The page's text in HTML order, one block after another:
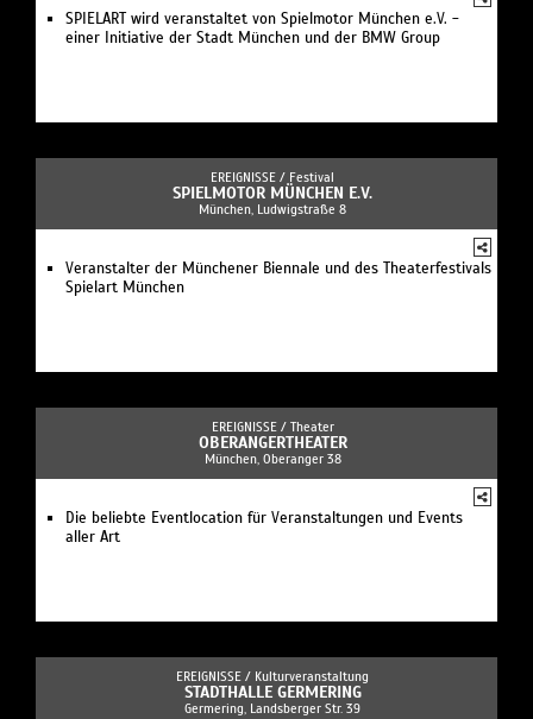
SPIELART wird veranstaltet von Spielmotor München e.V. -
einer Initiative der Stadt München und der BMW Group
EREIGNISSE / Festival
SPIELMOTOR MÜNCHEN E.V.
München, Ludwigstraße 8
Veranstalter der Münchener Biennale und des Theaterfestivals
Spielart München
EREIGNISSE / Theater
OBERANGERTHEATER
München, Oberanger 38
Die beliebte Eventlocation für Veranstaltungen und Events
aller Art
EREIGNISSE / Kulturveranstaltung
STADTHALLE GERMERING
Germering, Landsberger Str. 39